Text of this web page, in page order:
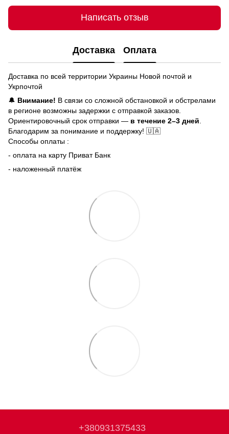
Написать отзыв
Доставка Оплата
Доставка по всей территории Украины Новой почтой и
Укрпочтой
🔔 Внимание! В связи со сложной обстановкой и обстрелами
в регионе возможны задержки с отправкой заказов.
Ориентировочный срок отправки — в течение 2–3 дней
Благодарим за понимание и поддержку! 🇺🇦
Способы оплаты :
- оплата на карту Приват Банк
- наложенный платёж
+380931375433